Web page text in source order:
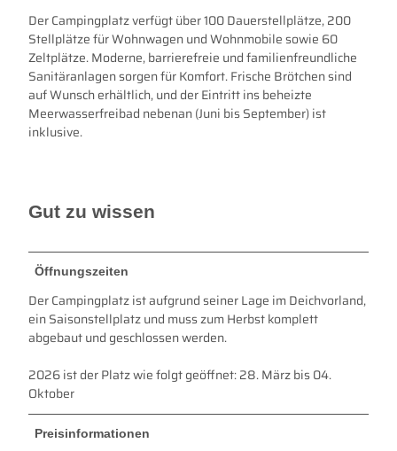
Der Campingplatz verfügt über 100 Dauerstellplätze, 200
Stellplätze für Wohnwagen und Wohnmobile sowie 60
Zeltplätze. Moderne, barrierefreie und familienfreundliche
Sanitäranlagen sorgen für Komfort. Frische Brötchen sind
auf Wunsch erhältlich, und der Eintritt ins beheizte
Meerwasserfreibad nebenan (Juni bis September) ist
inklusive.
Gut zu wissen
Öffnungszeiten
Der Campingplatz ist aufgrund seiner Lage im Deichvorland,
ein Saisonstellplatz und muss zum Herbst komplett
abgebaut und geschlossen werden.
2026 ist der Platz wie folgt geöffnet: 28. März bis 04.
Oktober
Preisinformationen